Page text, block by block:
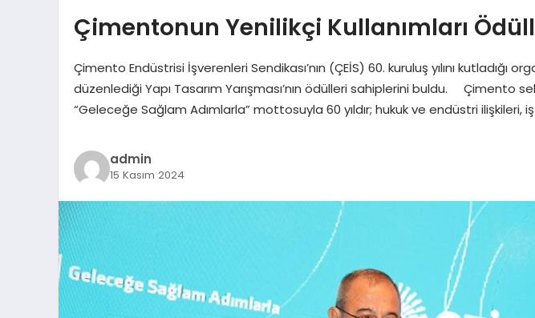
Çimentonun Yenilikçi Kullanımları
Çimento Endüstrisi İşverenleri Sendikası’nın (ÇEİS) 60. kuruluş yılını
düzenlediği Yapı Tasarım Yarışması’nın ödülleri sahiplerini buldu. Çimento
“Geleceğe Sağlam Adımlarla” mottosuyla 60 yıldır; hukuk ve endüstri
admin
15 Kasım 2024